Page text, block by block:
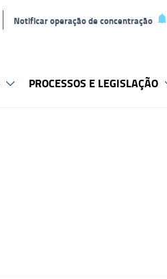
Notificar operação de concentração
PROCESSOS E LEGISLAÇÃO